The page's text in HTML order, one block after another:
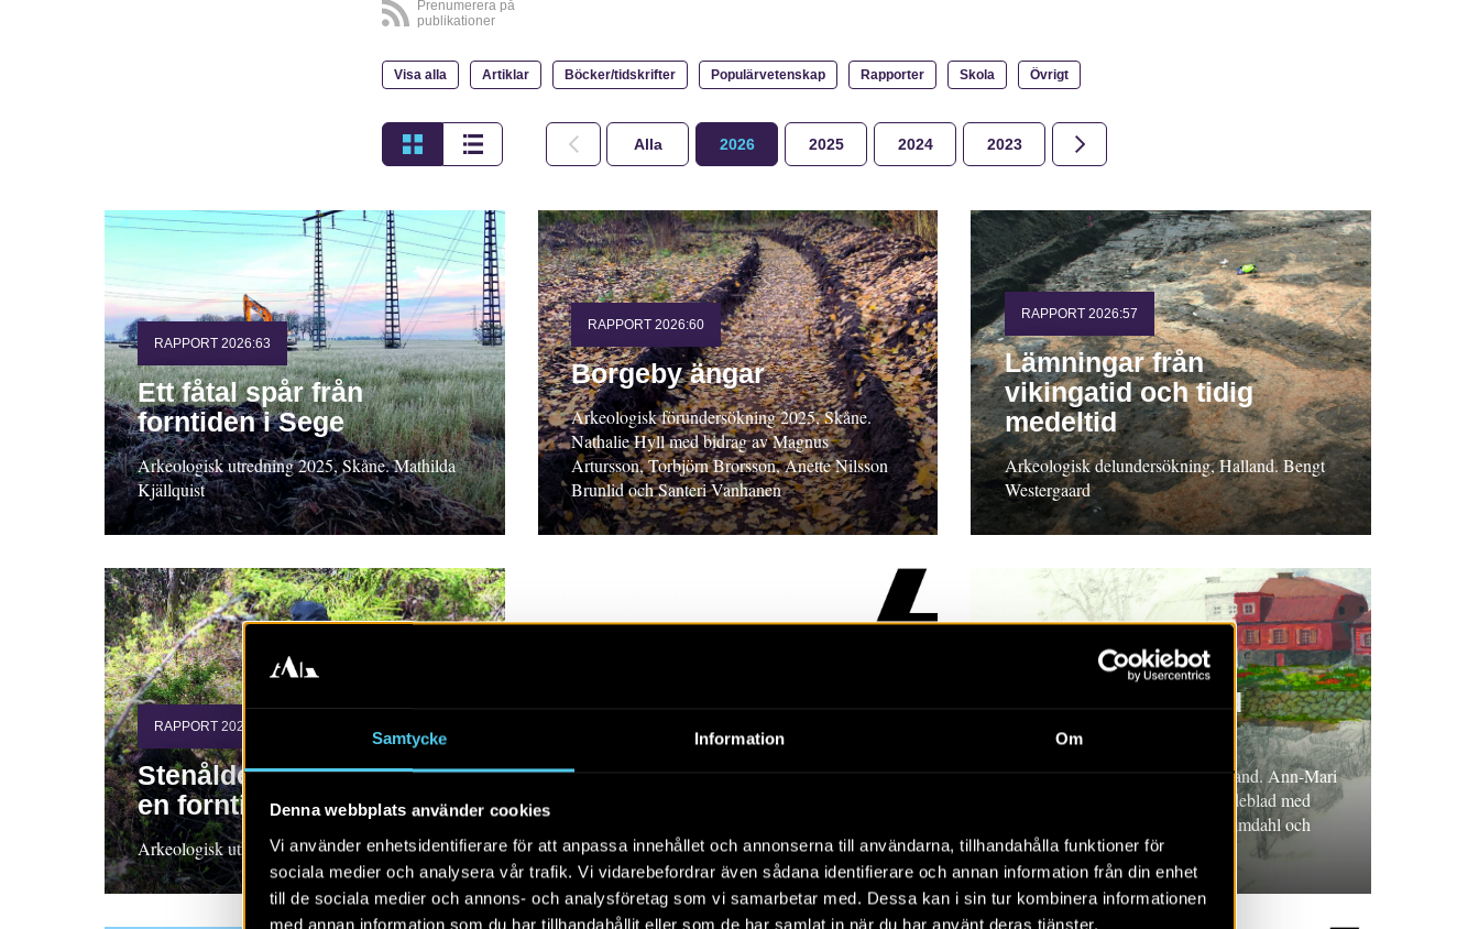
Samtycke Information Om
Denna webbplats använder cookies
Vi använder enhetsidentifierare för att anpassa innehållet och annonserna till användarna, tillhandahålla funktioner för
sociala medier och analysera vår trafik. Vi vidarebefordrar även sådana identifierare och annan information från din enhet
till de sociala medier och annons- och analysföretag som vi samarbetar med. Dessa kan i sin tur kombinera informationen
med annan information som du har tillhandahållit eller som de har samlat in när du har använt deras tjänster.
Prenumerera på
publikationer
Visa alla Artiklar Böcker/tidskrifter Populärvetenskap Rapporter Skola Övrigt
Alla 2026 2025 2024 2023 2022
RAPPORT 2026:63
Ett fåtal spår från
forntiden i Sege
Arkeologisk utredning 2025, Skåne. Mathilda
Kjällquist
RAPPORT 2026:60
Borgeby ängar
Arkeologisk förundersökning 2025, Skåne.
Nathalie Hyll med bidrag av Magnus
Artursson, Torbjörn Brorsson, Anette Nilsson
Brunlid och Santeri Vanhanen
RAPPORT 2026:57
Lämningar från
vikingatid och tidig
medeltid
Arkeologisk delundersökning, Halland. Bengt
Westergaard
RAPPORT 2026:56
Stenåldersboplatser vid
en forntida tjärn
Arkeologisk utredning, Bohuslän Pia Claesson
Intill Gumpekullastenen
Asserstam
RAPPORT 2026:49
En malmgård med
trädgård
Arkeologisk undersökning, Uppland. Ann-Mari
Hållans Stenholm och Karin Lindeblad med
bidrag av Mathias Bäck, Jens Heimdahl och
Santeri Vanhanen